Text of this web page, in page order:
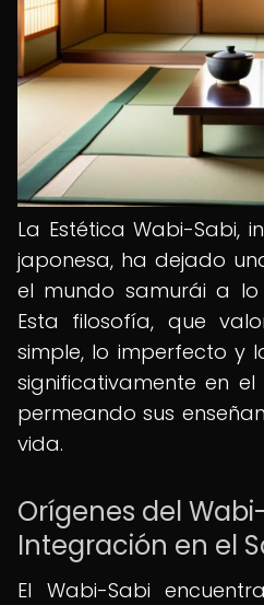
La Estética Wabi-Sabi,
japonesa, ha dejado
el mundo samurái a
Esta filosofía, que
simple, lo imperfecto y
significativamente en
permeando sus
vida.
Orígenes del
Integración en el
El Wabi-Sabi